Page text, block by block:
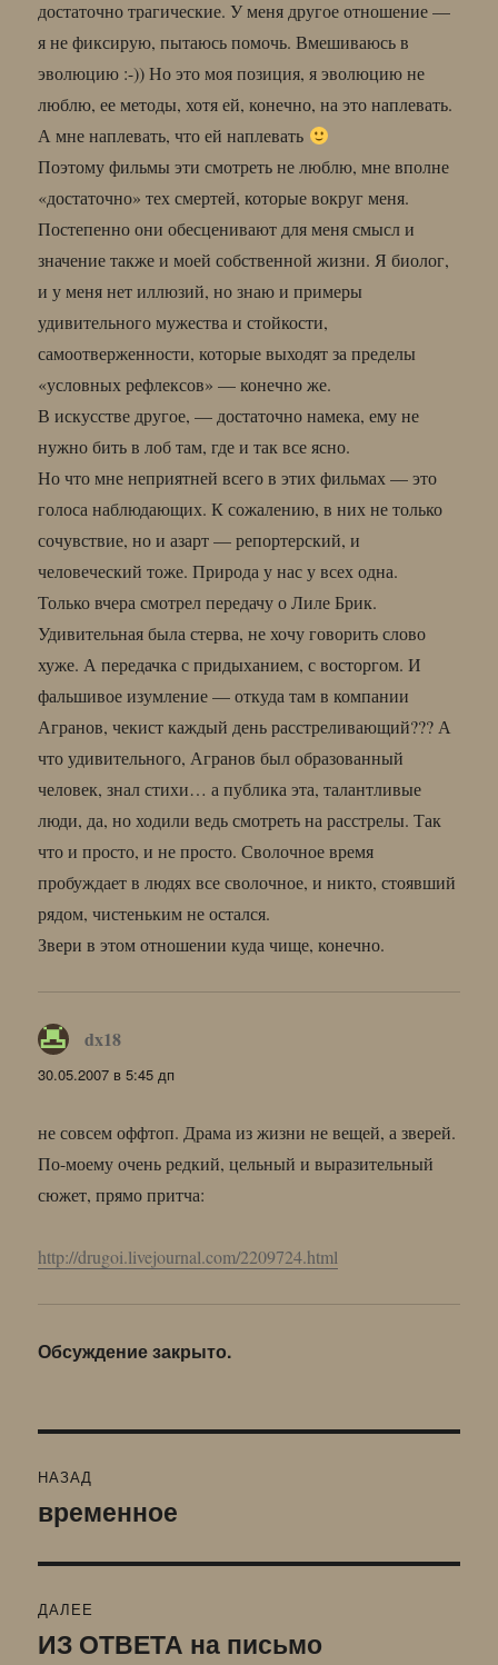
достаточно трагические. У меня другое отношение —
я не фиксирую, пытаюсь помочь. Вмешиваюсь в
эволюцию :-)) Но это моя позиция, я эволюцию не
люблю, ее методы, хотя ей, конечно, на это наплевать.
А мне наплевать, что ей наплевать
Поэтому фильмы эти смотреть не люблю, мне вполне
«достаточно» тех смертей, которые вокруг меня.
Постепенно они обесценивают для меня смысл и
значение также и моей собственной жизни. Я биолог,
и у меня нет иллюзий, но знаю и примеры
удивительного мужества и стойкости,
самоотверженности, которые выходят за пределы
«условных рефлексов» — конечно же.
В искусстве другое, — достаточно намека, ему не
нужно бить в лоб там, где и так все ясно.
Но что мне неприятней всего в этих фильмах — это
голоса наблюдающих. К сожалению, в них не только
сочувствие, но и азарт — репортерский, и
человеческий тоже. Природа у нас у всех одна.
Только вчера смотрел передачу о Лиле Брик.
Удивительная была стерва, не хочу говорить слово
хуже. А передачка с придыханием, с восторгом. И
фальшивое изумление — откуда там в компании
Агранов, чекист каждый день расстреливающий??? А
что удивительного, Агранов был образованный
человек, знал стихи… а публика эта, талантливые
люди, да, но ходили ведь смотреть на расстрелы. Так
что и просто, и не просто. Сволочное время
пробуждает в людях все сволочное, и никто, стоявший
рядом, чистеньким не остался.
Звери в этом отношении куда чище, конечно.
dx18
30.05.2007 в 5:45 дп
не совсем оффтоп. Драма из жизни не вещей, а зверей.
По-моему очень редкий, цельный и выразительный
сюжет, прямо притча:
http://drugoi.livejournal.com/2209724.html
Обсуждение закрыто.
по
НАЗАД
Предыдущая
временное
ДАЛЕЕ
Следующая
ИЗ ОТВЕТА на письмо